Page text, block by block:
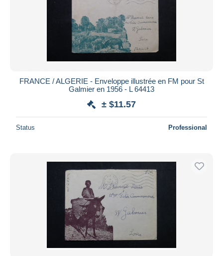
FRANCE / ALGERIE - Enveloppe illustrée en FM pour St
Galmier en 1956 - L 64413
± $11.57
Status Professional